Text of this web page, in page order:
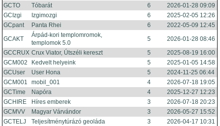
GCTO
Tóbarát 6
2026-01-28 09:09
GCIzgi
Izgimozgi 6
2025-02-05 12:26
GCpant
Panta Rhei 6
2022-05-09 12:45
GCAKT
Árpád-kori templomromok,
templomok 5.0
5
2026-01-28 08:46
GCCRUX Crux Viator, Útszéli kereszt 5
2025-08-19 16:00
GCM002
Kedvelt helyeink 5
2025-01-05 14:58
GCUser
User Hona 5
2024-11-25 06:44
GCM001
mobil_001 4
2026-07-18 19:05
GCTime
Napóra 4
2025-12-27 12:23
GCHIRE
Híres emberek 3
2026-07-18 20:23
GCMVV
Magyar Várvándor 3
2026-05-27 15:52
GCTELJ
Teljesítménytúrázó geoláda 3
2026-04-17 10:31